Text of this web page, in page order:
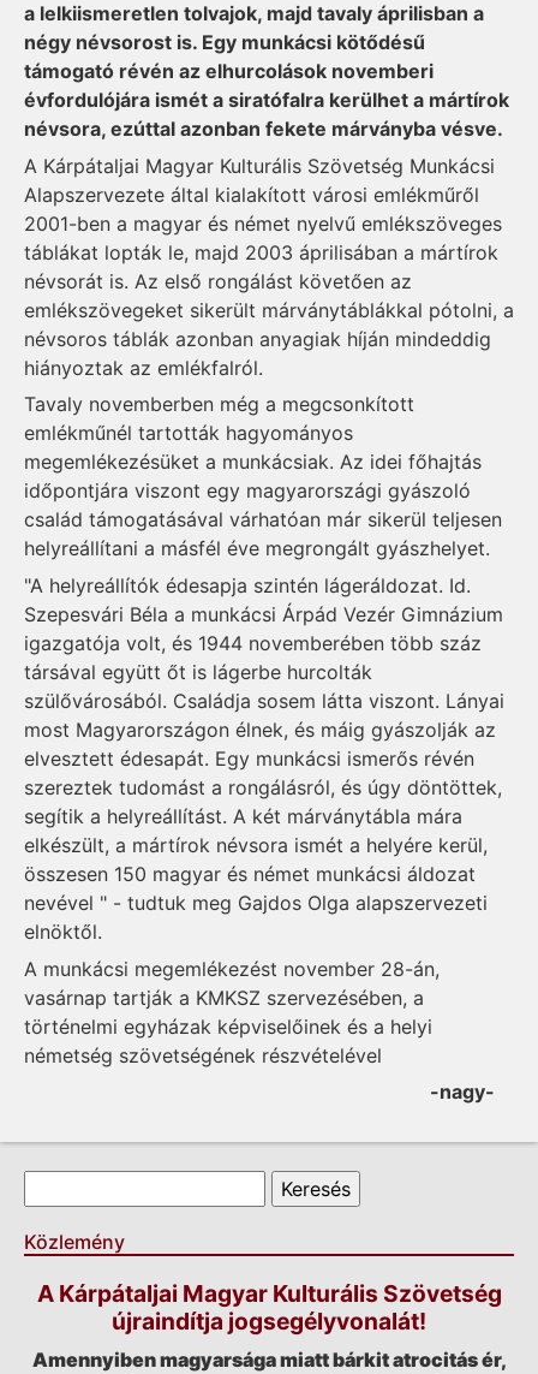
a lelkiismeretlen tolvajok, majd tavaly áprilisban a
négy névsorost is. Egy munkácsi kötődésű
támogató révén az elhurcolások novemberi
évfordulójára ismét a siratófalra kerülhet a mártírok
névsora, ezúttal azonban fekete márványba vésve.
A Kárpátaljai Magyar Kulturális Szövetség Munkácsi
Alapszervezete által kialakított városi emlékműről
2001-ben a magyar és német nyelvű emlékszöveges
táblákat lopták le, majd 2003 áprilisában a mártírok
névsorát is. Az első rongálást követően az
emlékszövegeket sikerült márványtáblákkal pótolni, a
névsoros táblák azonban anyagiak híján mindeddig
hiányoztak az emlékfalról.
Tavaly novemberben még a megcsonkított
emlékműnél tartották hagyományos
megemlékezésüket a munkácsiak. Az idei főhajtás
időpontjára viszont egy magyarországi gyászoló
család támogatásával várhatóan már sikerül teljesen
helyreállítani a másfél éve megrongált gyászhelyet.
"A helyreállítók édesapja szintén lágeráldozat. Id.
Szepesvári Béla a munkácsi Árpád Vezér Gimnázium
igazgatója volt, és 1944 novemberében több száz
társával együtt őt is lágerbe hurcolták
szülővárosából. Családja sosem látta viszont. Lányai
most Magyarországon élnek, és máig gyászolják az
elvesztett édesapát. Egy munkácsi ismerős révén
szereztek tudomást a rongálásról, és úgy döntöttek,
segítik a helyreállítást. A két márványtábla mára
elkészült, a mártírok névsora ismét a helyére kerül,
összesen 150 magyar és német munkácsi áldozat
nevével " - tudtuk meg Gajdos Olga alapszervezeti
elnöktől.
A munkácsi megemlékezést november 28-án,
vasárnap tartják a KMKSZ szervezésében, a
történelmi egyházak képviselőinek és a helyi
németség szövetségének részvételével
-nagy-
Keresés űrlap
Közlemény
A Kárpátaljai Magyar Kulturális Szövetség
újraindítja jogsegélyvonalát!
Amennyiben magyarsága miatt bárkit atrocitás ér,